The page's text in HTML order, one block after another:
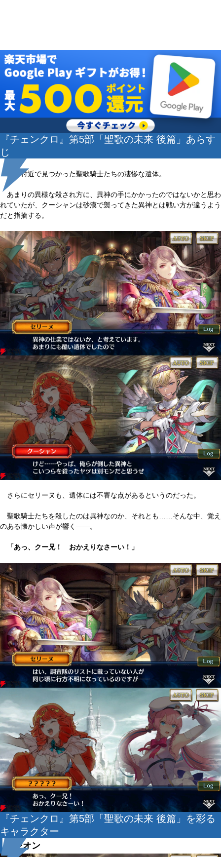
『チェンクロ』第5部「聖歌の未来 後篇」あらす
じ
聖都付近で見つかった聖歌騎士たちの凄惨な遺体。
あまりの異様な殺され方に、異神の手にかかったのではないかと思わ
れていたが、クーシャンは砂漠で襲ってきた異神とは戦い方が違うよう
だと指摘する。
さらにセリーヌも、遺体には不審な点があるというのだった。
聖歌騎士たちを殺したのは異神なのか、それとも……そんな中、覚え
のある懐かしい声が響く――。
「あっ、クー兄！ おかえりなさーい！」
『チェンクロ』第5部「聖歌の未来 後篇」を彩る
キャラクター
カシオン